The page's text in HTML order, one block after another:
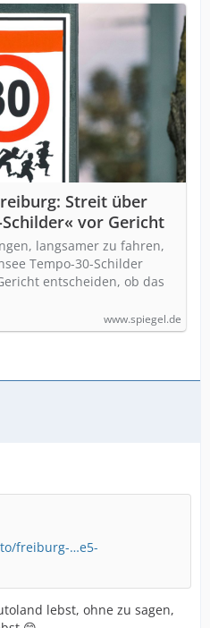
Streit über
vor Gericht
langsamer zu fahren,
Tempo-30-Schilder
entscheiden, ob das
www.spiegel.de
freiburg-…e5-
lebst, ohne zu sagen,